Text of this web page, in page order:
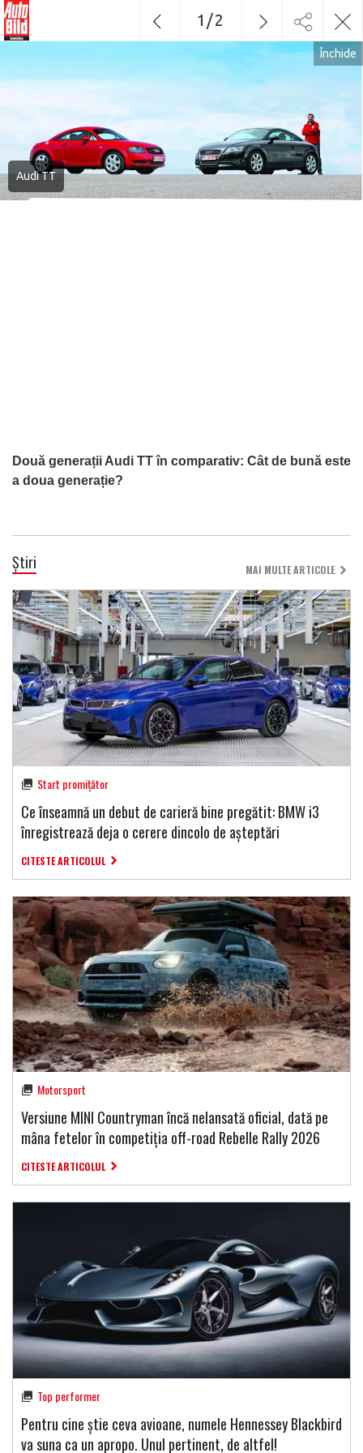
Audi TT
Două generații Audi TT în comparativ: Cât de bună este
a doua generație?
Închide
1 /2
Știri MAI MULTE ARTICOLE
Start promițător
Ce înseamnă un debut de carieră bine pregătit: BMW i3
înregistrează deja o cerere dincolo de așteptări
CITESTE ARTICOLUL
Motorsport
Versiune MINI Countryman încă nelansată oficial, dată pe
mâna fetelor în competiția off-road Rebelle Rally 2026
CITESTE ARTICOLUL
Top performer
Pentru cine știe ceva avioane, numele Hennessey Blackbird
va suna ca un apropo. Unul pertinent, de altfel!